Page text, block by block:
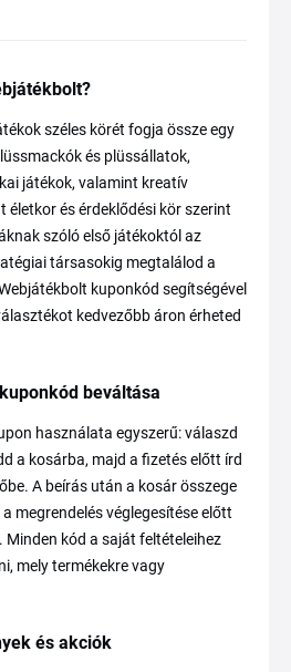
széles körét fogja össze egy
és plüssállatok,
játékok, valamint kreatív
és érdeklődési kör szerint
szóló első játékoktól az
társasokig megtalálod a
kuponkód segítségével
kedvezőbb áron érheted
beváltása
használata egyszerű: válaszd
a kosárba, majd a fizetés előtt írd
A beírás után a kosár összege
megrendelés véglegesítése előtt
kód a saját feltételeihez
mely termékekre vagy
és akciók